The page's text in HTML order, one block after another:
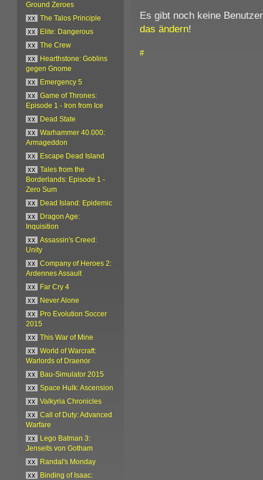
Es gibt noch keine
das ändern!
#
Ground Zeroes
xx
The Talos Principle
xx
Elite: Dangerous
xx
The Crew
xx
Hearthstone: Goblins
gegen Gnome
xx
Emergency 5
xx
Game of Thrones:
Episode 1 - Iron from Ice
xx
Dead State
xx
Warhammer 40.000:
Armageddon
xx
Escape Dead Island
xx
Tales from the
Borderlands: Episode 1 -
Zero Sum
xx
Dead Island: Epidemic
xx
Dragon Age:
Inquisition
xx
Assassin's Creed:
Unity
xx
Company of Heroes 2:
Ardennes Assault
xx
Far Cry 4
xx
Never Alone
xx
Pro Evolution Soccer
2015
xx
This War of Mine
xx
World of Warcraft:
Warlords of Draenor
xx
Bau-Simulator 2015
xx
Space Hulk: Ascension
xx
Valkyria Chronicles
xx
Call of Duty: Advanced
Warfare
xx
Lego Batman 3:
Jenseits von Gotham
xx
Randal's Monday
xx
Binding of Isaac: